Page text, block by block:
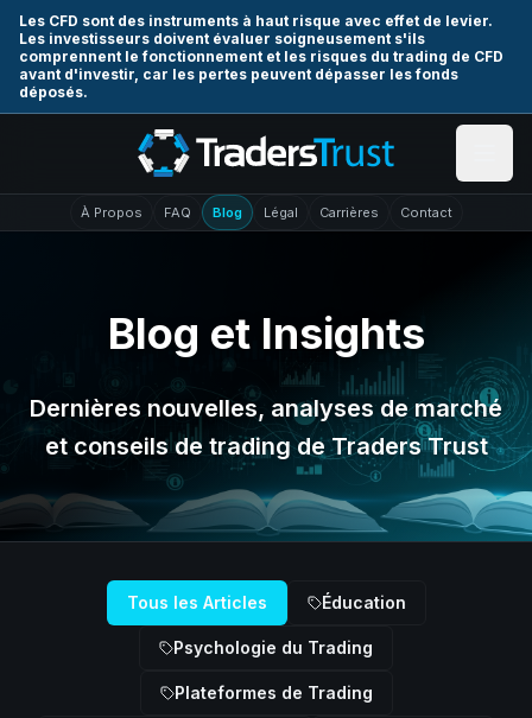
Les CFD sont des instruments à haut risque avec effet de levier.
Les investisseurs doivent évaluer soigneusement s'ils
comprennent le fonctionnement et les risques du trading de CFD
avant d'investir, car les pertes peuvent dépasser les fonds
déposés.
Skip to main content
À Propos FAQ Blog Légal Carrières Contact
Blog et Insights
Dernières nouvelles, analyses de marché
et conseils de trading de Traders Trust
Tous les Articles Éducation
Psychologie du Trading
Plateformes de Trading